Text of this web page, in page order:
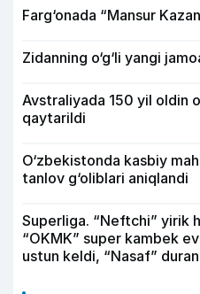
Farg‘onada “Mansur
Zidanning o‘g‘li yangi
Avstraliyada 150 yil oldin
qaytarildi
O‘zbekistonda kasbiy
tanlov g‘oliblari aniqlandi
Superliga. “Neftchi” yirik
“OKMK” super kambek
ustun keldi, “Nasaf”